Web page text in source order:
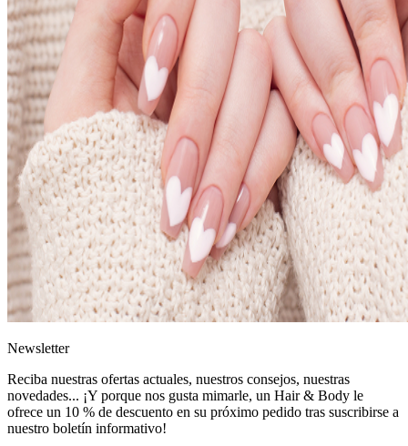
Newsletter
Reciba nuestras ofertas actuales, nuestros consejos, nuestras
novedades... ¡Y porque nos gusta mimarle, un Hair & Body le
ofrece un 10 % de descuento en su próximo pedido tras suscribirse a
nuestro boletín informativo!